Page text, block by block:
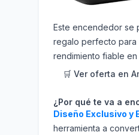
Este encendedor se
regalo perfecto para
rendimiento fiable en
🛒 Ver oferta en
¿Por qué te va a
Diseño Exclusivo y
herramienta a